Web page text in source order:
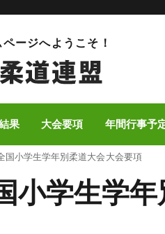
ージへようこそ！
果 大会要項 年間行事予
国小学生学年別柔道大会 大会要項
小学生学